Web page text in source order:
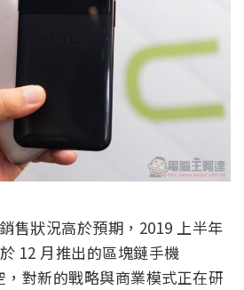
售狀況高於預期，2019 上半年
12 月推出的區塊鏈手機
對新的戰略與商業模式正在研